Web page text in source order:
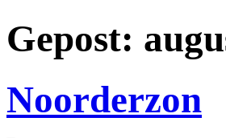
Gepost:
Noorderzon